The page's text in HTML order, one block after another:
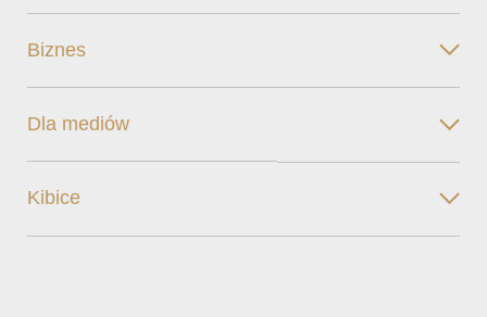
Biznes
Dla mediów
Kibice